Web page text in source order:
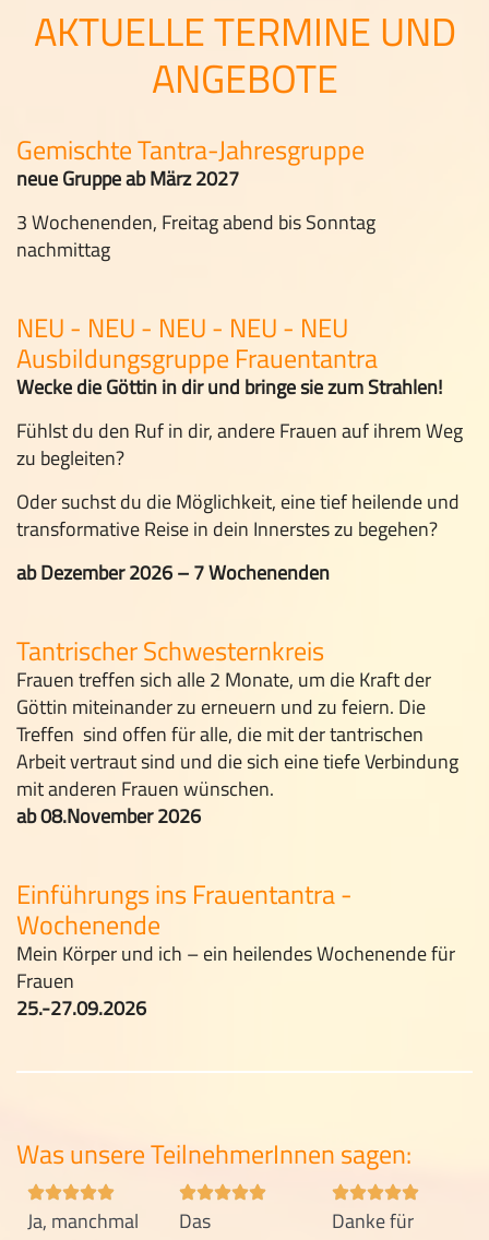
AKTUELLE TERMINE UND
ANGEBOTE
Gemischte Tantra-Jahresgruppe
neue Gruppe ab März 2027
3 Wochenenden, Freitag abend bis Sonntag
nachmittag
NEU - NEU - NEU - NEU - NEU
Ausbildungsgruppe Frauentantra
Wecke die Göttin in dir und bringe sie zum Strahlen!
Fühlst du den Ruf in dir, andere Frauen auf ihrem Weg
zu begleiten?
Oder suchst du die Möglichkeit, eine tief heilende und
transformative Reise in dein Innerstes zu begehen?
ab Dezember 2026 – 7 Wochenenden
Tantrischer Schwesternkreis
Frauen treffen sich alle 2 Monate, um die Kraft der
Göttin miteinander zu erneuern und zu feiern. Die
Treffen sind offen für alle, die mit der tantrischen
Arbeit vertraut sind und die sich eine tiefe Verbindung
mit anderen Frauen wünschen.
ab 08.November 2026
Einführungs ins Frauentantra -
Wochenende
Mein Körper und ich – ein heilendes Wochenende für
Frauen
25.-27.09.2026
Was unsere TeilnehmerInnen sagen:
Ja, manchmal
Das
Danke für